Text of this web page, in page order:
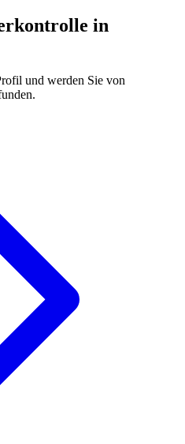
in
und werden Sie von